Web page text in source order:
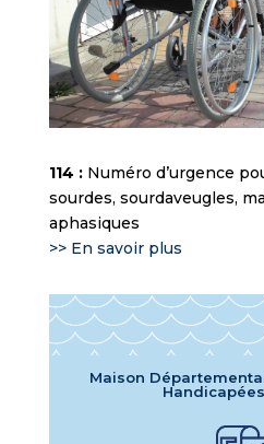
114 :Numéro d’urgence
sourdes, sourdaveugles,
aphasiques
>> En savoir plus
Maison
Handicapées